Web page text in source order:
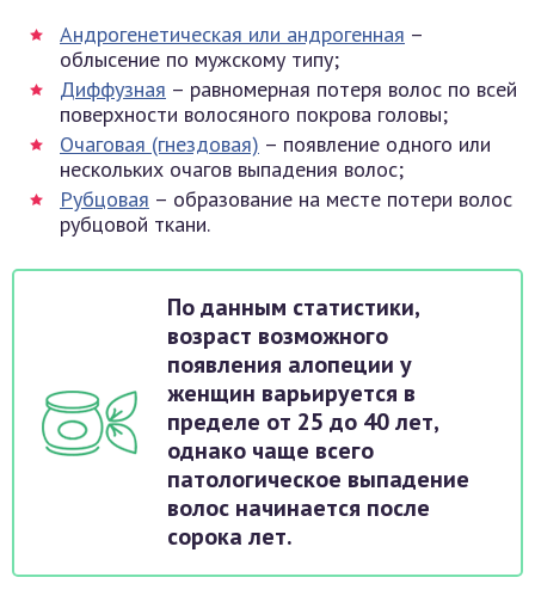
Андрогенетическая или андрогенная –
облысение по мужскому типу;
Диффузная – равномерная потеря волос по всей
поверхности волосяного покрова головы;
Очаговая (гнездовая) – появление одного или
нескольких очагов выпадения волос;
Рубцовая – образование на месте потери волос
рубцовой ткани.
По данным статистики,
возраст возможного
появления алопеции у
женщин варьируется в
пределе от 25 до 40 лет,
однако чаще всего
патологическое выпадение
волос начинается после
сорока лет.